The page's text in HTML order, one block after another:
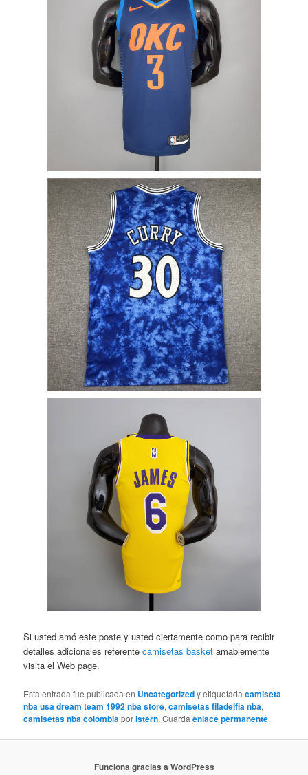
Si usted amó este poste y usted ciertamente como para recibir
detalles adicionales referentecamisetas basket amablemente
visita el Web page.
Esta entrada fue publicada en Uncategorizedy etiquetadacamiseta
nba usa dream team 1992 nba store,camisetas filadelfia nba,
camisetas nba colombia poristern. Guardaenlace permanente.
Funciona gracias a WordPress